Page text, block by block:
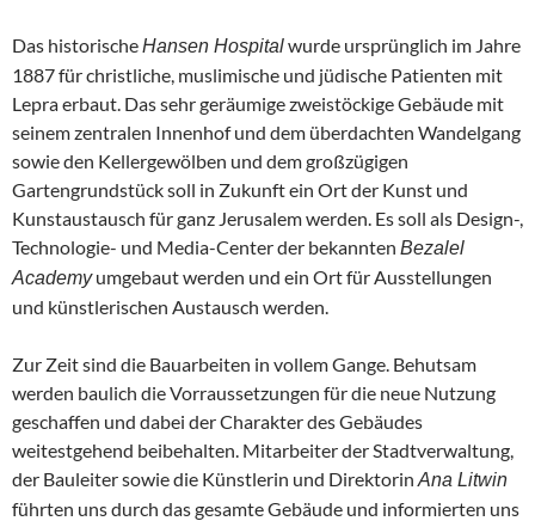
Das historischeHansen Hospitalwurde ursprünglich im Jahre
1887 für christliche, muslimische und jüdische Patienten mit
Lepra erbaut. Das sehr geräumige zweistöckige Gebäude mit
seinem zentralen Innenhof und dem überdachten Wandelgang
sowie den Kellergewölben und dem großzügigen
Gartengrundstück soll in Zukunft ein Ort der Kunst und
Kunstaustausch für ganz Jerusalem werden. Es soll als Design-,
Technologie- und Media-Center der bekannten Bezalel
Academyumgebaut werden und ein Ort für Ausstellungen
und künstlerischen Austausch werden.
Zur Zeit sind die Bauarbeiten in vollem Gange. Behutsam
werden baulich die Vorraussetzungen für die neue Nutzung
geschaffen und dabei der Charakter des Gebäudes
weitestgehend beibehalten. Mitarbeiter der Stadtverwaltung,
der Bauleiter sowie die Künstlerin und Direktorin Ana Litwin
führten uns durch das gesamte Gebäude und informierten uns